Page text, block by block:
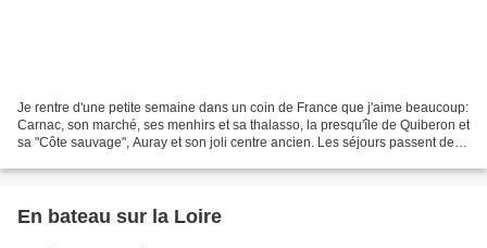
Je rentre d'une petite semaine dans un coin de France que j'aime beaucoup:
Carnac, son marché, ses menhirs et sa thalasso, la presqu'île de Quiberon et
sa "Côte sauvage", Auray et son joli centre ancien. Les séjours passent de
En bateau sur la Loire